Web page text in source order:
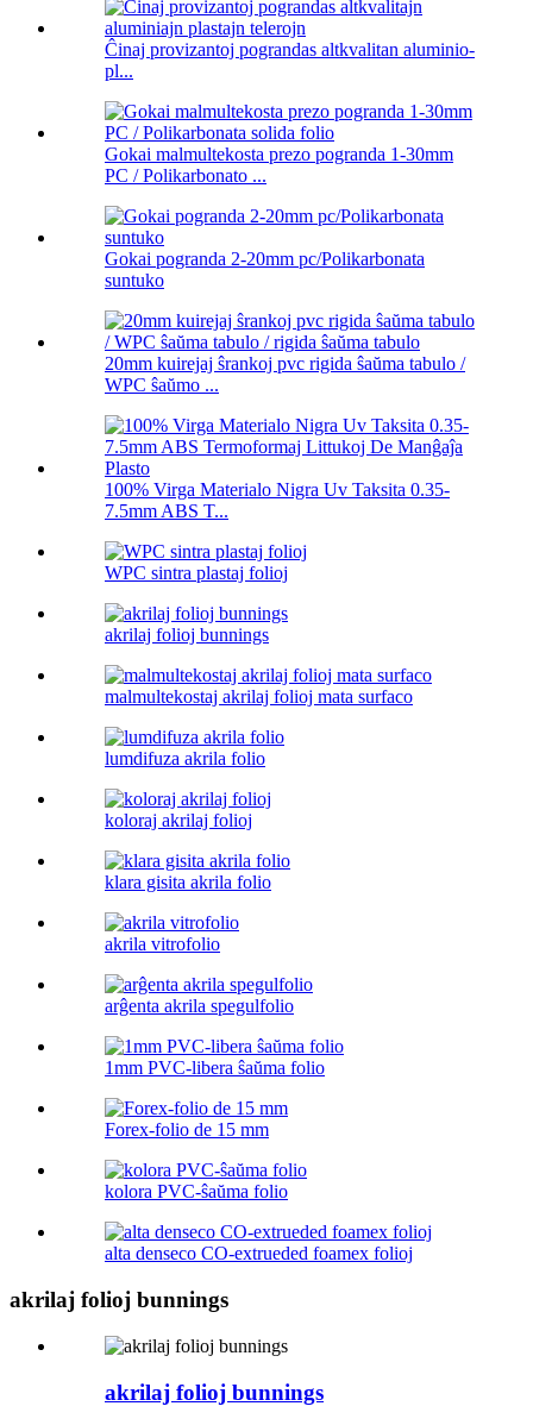
Ĉinaj provizantoj pograndas altkvalitan aluminio-
pl...
Gokai malmultekosta prezo pogranda 1-30mm
PC / Polikarbonato ...
Gokai pogranda 2-20mm pc/Polikarbonata
suntuko
20mm kuirejaj ŝrankoj pvc rigida ŝaŭma tabulo /
WPC ŝaŭmo ...
100% Virga Materialo Nigra Uv Taksita 0.35-
7.5mm ABS T...
WPC sintra plastaj folioj
akrilaj folioj bunnings
malmultekostaj akrilaj folioj mata surfaco
lumdifuza akrila folio
koloraj akrilaj folioj
klara gisita akrila folio
akrila vitrofolio
arĝenta akrila spegulfolio
1mm PVC-libera ŝaŭma folio
Forex-folio de 15 mm
kolora PVC-ŝaŭma folio
alta denseco CO-extrueded foamex folioj
akrilaj folioj bunnings
akrilaj folioj bunnings